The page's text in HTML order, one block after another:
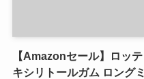
【Amazonセール】ロッテ
キシリトールガム ロングミ